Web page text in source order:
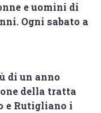
e uomini di
Ogni sabato a
di un anno
della tratta
e Rutigliano i